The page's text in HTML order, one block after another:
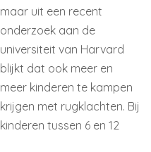
maar uit een recent
onderzoek aan de
universiteit van Harvard
blijkt dat ook meer en
meer kinderen te kampen
krijgen met rugklachten. Bij
kinderen tussen 6 en 12